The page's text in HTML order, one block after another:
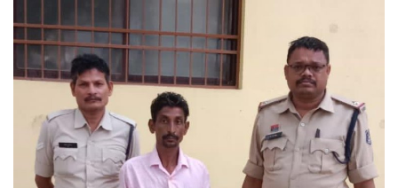
छत्तीसगढ़ राज्य
मनोरंजन